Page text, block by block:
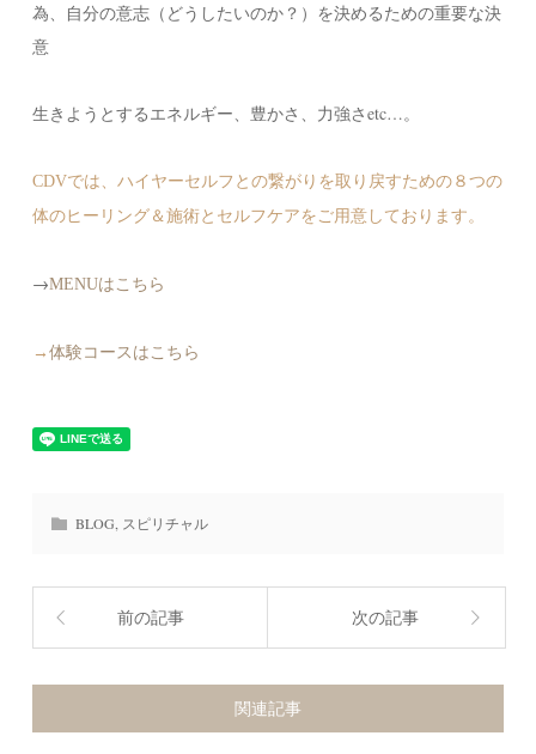
為、自分の意志（どうしたいのか？）を決めるための重要な決
意
生きようとするエネルギー、豊かさ、力強さetc…。
CDVでは、ハイヤーセルフとの繋がりを取り戻すための８つの
体のヒーリング＆施術とセルフケアをご用意しております。
→MENUはこちら
→体験コースはこちら
BLOG, スピリチャル
前の記事 次の記事
関連記事